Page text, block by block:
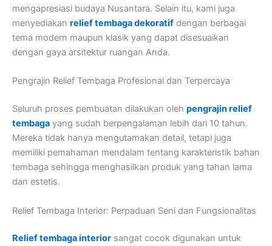
mengapresiasi budaya Nusantara. Selain itu, kami juga
menyediakan relief tembaga dekoratif dengan berbagai
tema modern maupun klasik yang dapat disesuaikan
dengan gaya arsitektur ruangan Anda.
Pengrajin Relief Tembaga Profesional dan Terpercaya
Seluruh proses pembuatan dilakukan oleh pengrajin relief
tembaga yang sudah berpengalaman lebih dari 10 tahun.
Mereka tidak hanya mengutamakan detail, tetapi juga
memiliki pemahaman mendalam tentang karakteristik bahan
tembaga sehingga menghasilkan produk yang tahan lama
dan estetis.
Relief Tembaga Interior: Perpaduan Seni dan Fungsionalitas
Relief tembaga interior sangat cocok digunakan untuk